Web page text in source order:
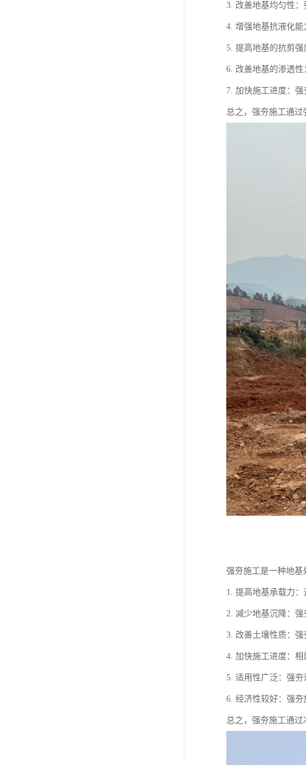
3. 改善地基均匀性
4. 增强地基抗液化
5. 提高地基的抗剪
6. 改善地基的渗透性
7. 加快施工进度：
总之，强夯施工通过
强夯施工是一种地基
1. 提高地基承载力
2. 减少地基沉降：
3. 改善土壤性质：
4. 加快施工进度：
5. 适用性广泛：强
6. 经济性较好：强
总之，强夯施工通过